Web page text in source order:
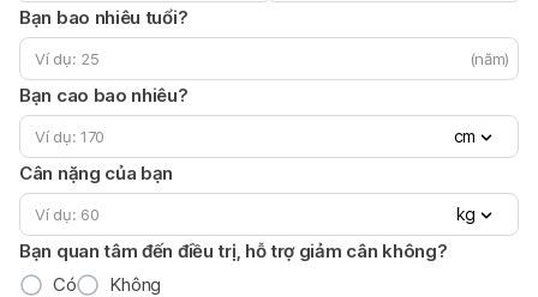
Bạn bao nhiêu tuổi?
(năm)
Bạn cao bao nhiêu?
cm
Cân nặng của bạn
kg
Bạn quan tâm đến điều trị, hỗ trợ giảm cân không?
Có
Không